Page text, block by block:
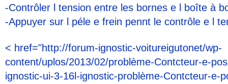
-Contrôler l tension entre les bornes e l boîte à
-Appuyer sur l péle e frein pennt le contrôle e l
< href="http://forum-ignostic-voitureigutonet/wp-
content/uplos/2013/02/problème-Contcteur-e-
ignostic-ui-3-16l-ignostic-problème-Contcteur-e-